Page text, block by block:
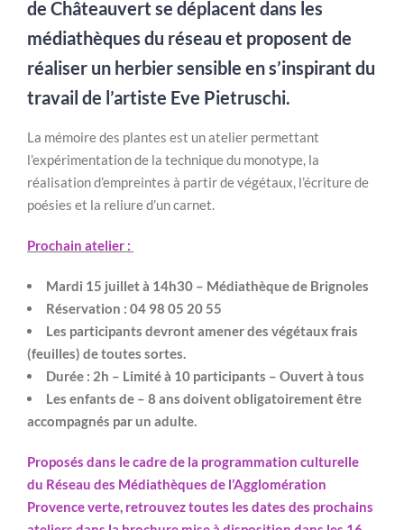
de Châteauvert se déplacent dans les
médiathèques du réseau et proposent de
réaliser un herbier sensible en s’inspirant du
travail de l’artiste Eve Pietruschi.
La mémoire des plantes est un atelier permettant
l’expérimentation de la technique du monotype, la
réalisation d’empreintes à partir de végétaux, l’écriture de
poésies et la reliure d’un carnet.
Prochain atelier :
Mardi 15 juillet à 14h30 – Médiathèque de Brignoles
Réservation : 04 98 05 20 55
Les participants devront amener des végétaux frais
(feuilles) de toutes sortes.
Durée : 2h – Limité à 10 participants – Ouvert à tous
Les enfants de – 8 ans doivent obligatoirement être
accompagnés par un adulte.
Proposés dans le cadre de la programmation culturelle
du Réseau des Médiathèques de l’Agglomération
Provence verte, retrouvez toutes les dates des prochains